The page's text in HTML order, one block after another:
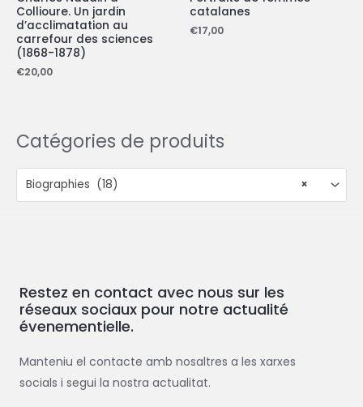
Collioure. Un jardin
d’acclimatation au
carrefour des sciences
(1868-1878)
€20,00
catalanes
€17,00
Catégories de produits
×
Biographies (18)
Restez en contact avec nous sur les
réseaux sociaux pour notre actualité
évenementielle.
Manteniu el contacte amb nosaltres a les xarxes
socials i segui la nostra actualitat.